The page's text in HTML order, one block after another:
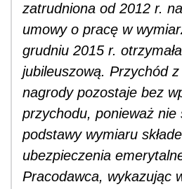
zatrudniona od 2012 r.
umowy o pracę w
grudniu 2015 r.
jubileuszową. Przychód z
nagrody pozostaje bez
przychodu, ponieważ nie
podstawy wymiaru
ubezpieczenia
Pracodawca, wykazując